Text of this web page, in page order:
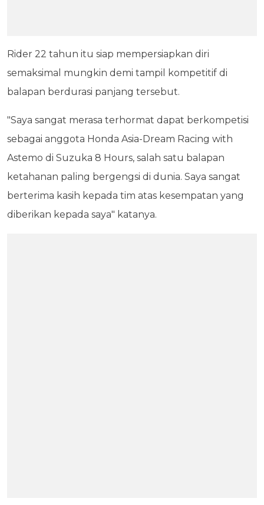
Rider 22 tahun itu siap mempersiapkan diri
semaksimal mungkin demi tampil kompetitif di
balapan berdurasi panjang tersebut.
"Saya sangat merasa terhormat dapat berkompetisi
sebagai anggota Honda Asia-Dream Racing with
Astemo di Suzuka 8 Hours, salah satu balapan
ketahanan paling bergengsi di dunia. Saya sangat
berterima kasih kepada tim atas kesempatan yang
diberikan kepada saya" katanya.